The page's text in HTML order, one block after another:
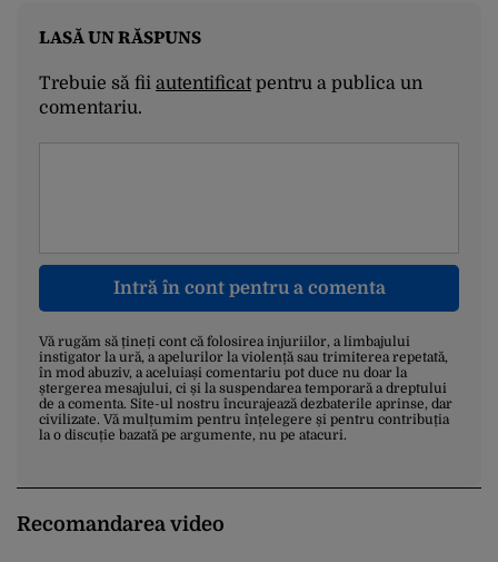
LASĂ UN RĂSPUNS
Trebuie să fii autentificatpentru a publica un
comentariu.
Intră în cont pentru a comenta
Vă rugăm să țineți cont că folosirea injuriilor, a limbajului
instigator la ură, a apelurilor la violență sau trimiterea repetată,
în mod abuziv, a aceluiași comentariu pot duce nu doar la
ștergerea mesajului, ci și la suspendarea temporară a dreptului
de a comenta. Site-ul nostru încurajează dezbaterile aprinse, dar
civilizate. Vă mulțumim pentru înțelegere și pentru contribuția
la o discuție bazată pe argumente, nu pe atacuri.
Recomandarea video